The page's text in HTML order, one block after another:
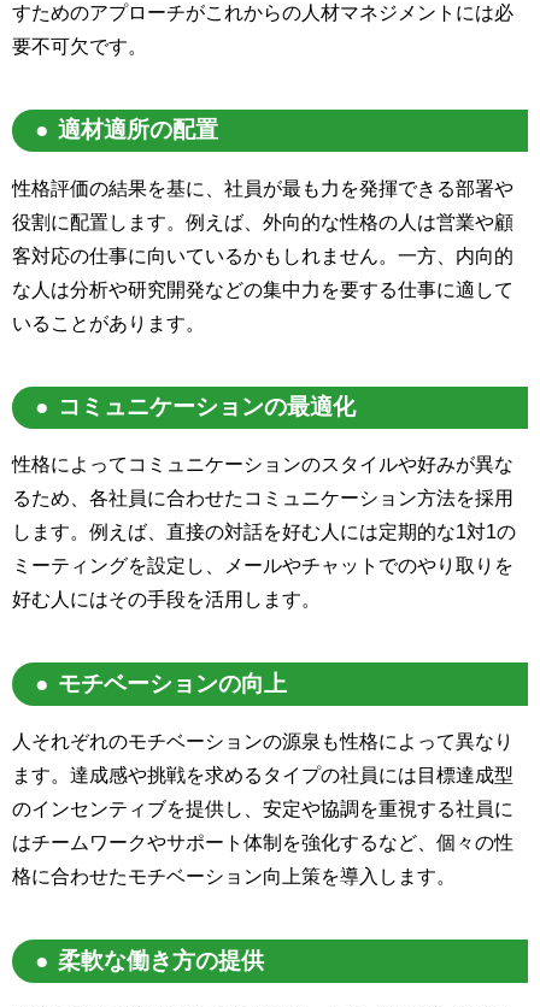
すためのアプローチがこれからの人材マネジメントには必
要不可欠です。
適材適所の配置
性格評価の結果を基に、社員が最も力を発揮できる部署や
役割に配置します。例えば、外向的な性格の人は営業や顧
客対応の仕事に向いているかもしれません。一方、内向的
な人は分析や研究開発などの集中力を要する仕事に適して
いることがあります。
コミュニケーションの最適化
性格によってコミュニケーションのスタイルや好みが異な
るため、各社員に合わせたコミュニケーション方法を採用
します。例えば、直接の対話を好む人には定期的な1対1の
ミーティングを設定し、メールやチャットでのやり取りを
好む人にはその手段を活用します。
モチベーションの向上
人それぞれのモチベーションの源泉も性格によって異なり
ます。達成感や挑戦を求めるタイプの社員には目標達成型
のインセンティブを提供し、安定や協調を重視する社員に
はチームワークやサポート体制を強化するなど、個々の性
格に合わせたモチベーション向上策を導入します。
柔軟な働き方の提供